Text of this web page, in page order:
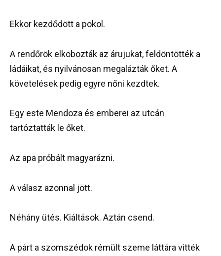
Ekkor kezdődött a pokol.
A rendőrök elkobozták az árujukat, feldöntötték a
ládáikat, és nyilvánosan megalázták őket. A
követelések pedig egyre nőni kezdtek.
Egy este Mendoza és emberei az utcán
tartóztatták le őket.
Az apa próbált magyarázni.
A válasz azonnal jött.
Néhány ütés. Kiáltások. Aztán csend.
A párt a szomszédok rémült szeme láttára vitték